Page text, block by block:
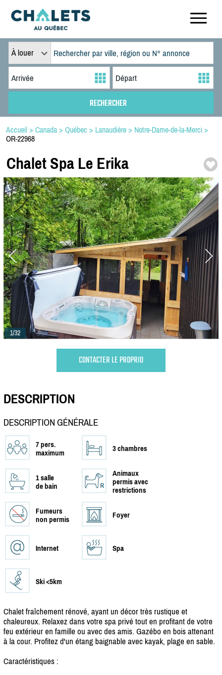
À louer
Accueil > Canada > Québec > Lanaudière > Notre-Dame-de-la-Merci >
OR-22968
Chalet Spa Le Erika
1/32
CONTACTER LE PROPRIO
DESCRIPTION
DESCRIPTION GÉNÉRALE
7 pers.
maximum
3 chambres
1 salle
de bain
Animaux
permis avec
restrictions
Fumeurs
non permis
Foyer
Internet Spa
Ski <5km
Chalet fraîchement rénové, ayant un décor très rustique et
chaleureux. Relaxez dans votre spa privé tout en profitant de votre
feu extérieur en famille ou avec des amis. Gazébo en bois attenant
à la cour. Profitez d'un étang baignable avec kayak, plage en sable.
Caractéristiques :